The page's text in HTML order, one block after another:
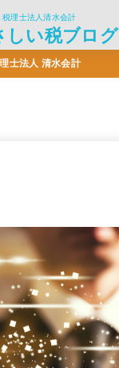
理士法人清水会計
しい税ブログ
士法人 清水会計